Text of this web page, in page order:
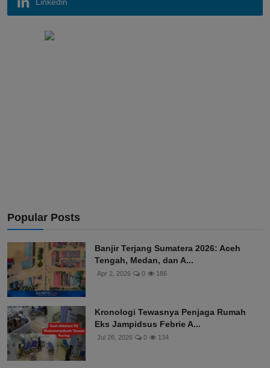
Popular Posts
Banjir Terjang Sumatera 2026: Aceh
Tengah, Medan, dan A...
Apr 2, 2026 0 186
Kronologi Tewasnya Penjaga Rumah
Eks Jampidsus Febrie A...
Jul 26, 2026 0 134